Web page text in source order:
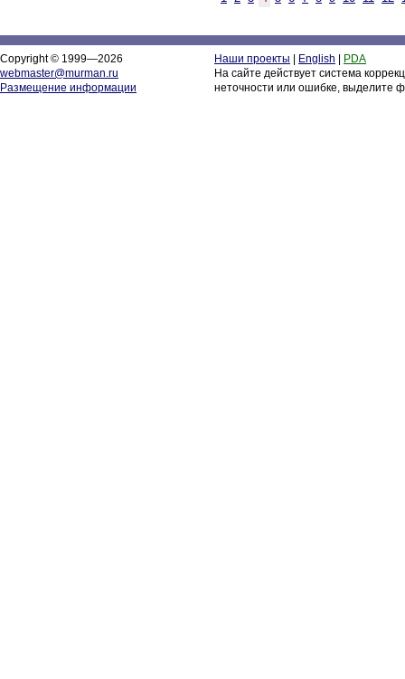
Copyright © 1999—2026
webmaster@murman.ru
Размещение информации
Наши проекты English
PDA
На сайте действует система
неточности или ошибке, выделите